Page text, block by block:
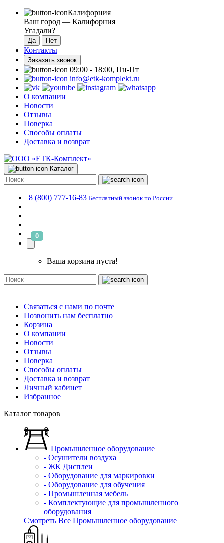
Калифорния
Ваш город — Калифорния
Угадали?
Контакты
Заказать звонок
09:00 - 18:00, Пн-Пт
info@etk-komplekt.ru
О компании
Новости
Отзывы
Поверка
Способы оплаты
Доставка и возврат
Каталог
8 (800) 777-16-83 Бесплатный звонок по России
0
Ваша корзина пуста!
Связаться с нами по почте
Позвонить нам бесплатно
Корзина
О компании
Новости
Отзывы
Поверка
Способы оплаты
Доставка и возврат
Личный кабинет
Избранное
Каталог товаров
Промышленное оборудование
- Осушители воздуха
- ЖК Дисплеи
- Оборудование для маркировки
- Оборудование для обучения
- Промышленная мебель
- Комплектующие для промышленного
оборудования
Смотреть Все Промышленное оборудование